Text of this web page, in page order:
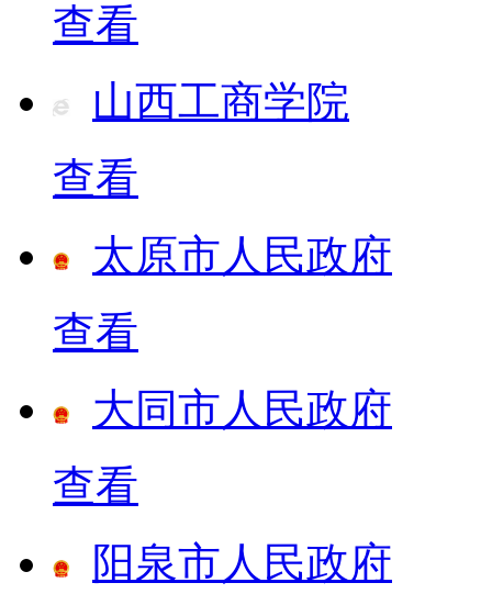
查看
山西工商学院
查看
太原市人民政府
查看
大同市人民政府
查看
阳泉市人民政府